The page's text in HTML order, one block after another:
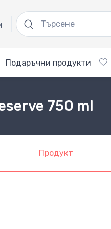
Подаръчни продукти
750 ml
Продукт